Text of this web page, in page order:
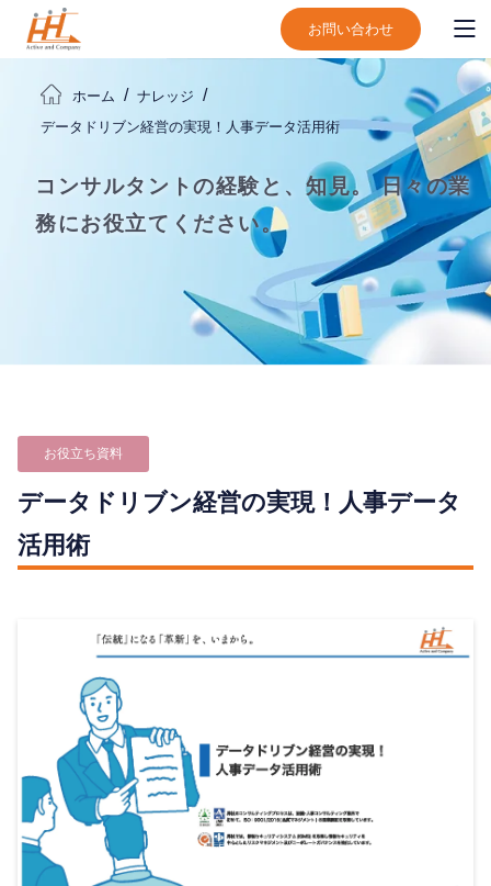
お問い合わせ
ホーム
ナレッジ
データドリブン経営の実現！人事データ活用術
コンサルタントの経験と、知見。日々の業
務にお役立てください。
お役立ち資料
データドリブン経営の実現！人事データ
活用術